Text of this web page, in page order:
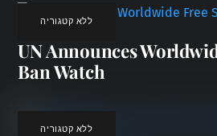
ללא קטגוריה
UN Announces
Ban Watch
ללא קטגוריה